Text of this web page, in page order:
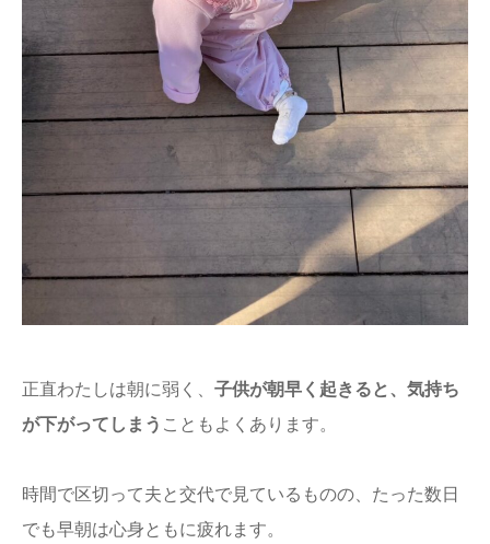
正直わたしは朝に弱く、 子供が朝早く起きると、気持ち
が下がってしまう こともよくあります。
時間で区切って夫と交代で見ているものの、たった数日
でも早朝は心身ともに疲れます。